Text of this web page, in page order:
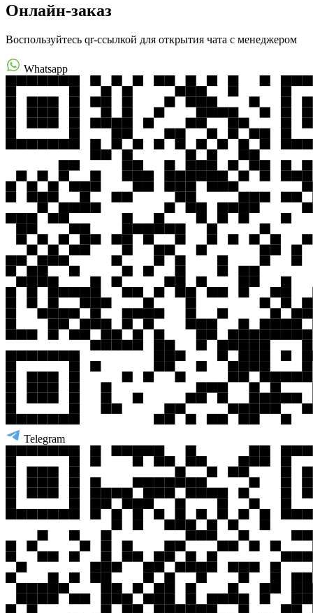
Онлайн-заказ
Воспользуйтесь qr-ссылкой для открытия чата с менеджером
Whatsapp
Telegram